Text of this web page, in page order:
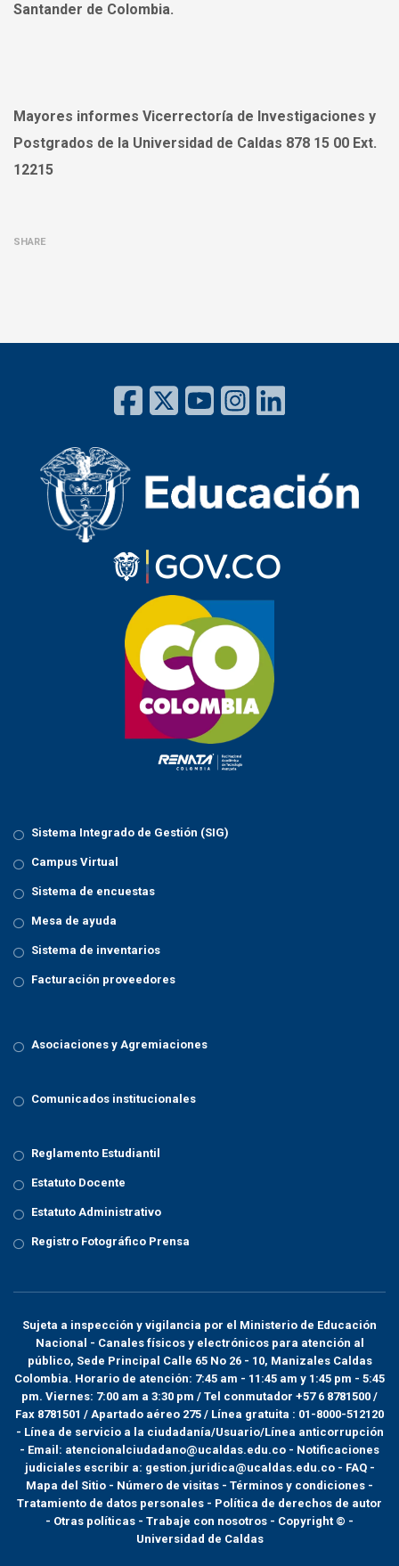
Santander de Colombia.
Mayores informes Vicerrectoría de Investigaciones y
Postgrados de la Universidad de Caldas 878 15 00 Ext.
12215
SHARE
Sistema Integrado de Gestión (SIG)
Campus Virtual
Sistema de encuestas
Mesa de ayuda
Sistema de inventarios
Facturación proveedores
Asociaciones y Agremiaciones
Comunicados institucionales
Reglamento Estudiantil
Estatuto Docente
Estatuto Administrativo
Registro Fotográfico Prensa
Sujeta a inspección y vigilancia por el Ministerio de Educación
Nacional - Canales físicos y electrónicos para atención al
público, Sede Principal Calle 65 No 26 - 10, Manizales Caldas
Colombia. Horario de atención: 7:45 am - 11:45 am y 1:45 pm - 5:45
pm. Viernes: 7:00 am a 3:30 pm / Tel conmutador +57 6 8781500 /
Fax 8781501 / Apartado aéreo 275 / Línea gratuita : 01-8000-512120
- Línea de servicio a la ciudadanía/Usuario/Línea anticorrupción
- Email: atencionalciudadano@ucaldas.edu.co - Notificaciones
judiciales escribir a: gestion.juridica@ucaldas.edu.co - FAQ -
Mapa del Sitio - Número de visitas - Términos y condiciones -
Tratamiento de datos personales - Política de derechos de autor
- Otras políticas - Trabaje con nosotros - Copyright © -
Universidad de Caldas